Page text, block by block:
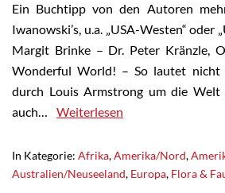
Ein Buchtipp von den Autoren
Iwanowski’s, u.a. „USA-Westen“ oder
Margit Brinke – Dr. Peter Kränzle,
Wonderful World! – So lautet
durch Louis Armstrong um die Welt
auch…
Weiterlesen
In Kategorie: Afrika,Amerika/Nord,
Australien/Neuseeland, Europa, Flora &